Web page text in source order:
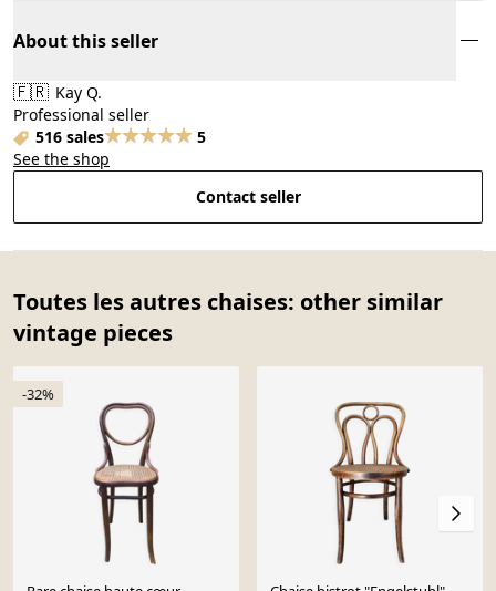
About this seller
🇫🇷 Kay Q.
Professional seller
516 sales
5
See the shop
Contact seller
Toutes les autres chaises: other similar
vintage pieces
-32%